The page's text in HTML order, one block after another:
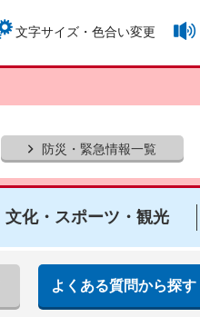
防災・緊急情報一覧
文字サイズ・色合い変更
文化・スポーツ・観光
よくある質問から探す